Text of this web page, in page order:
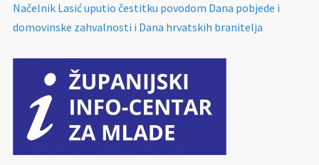
Načelnik Lasić uputio čestitku povodom Dana pobjede i
domovinske zahvalnosti i Dana hrvatskih branitelja